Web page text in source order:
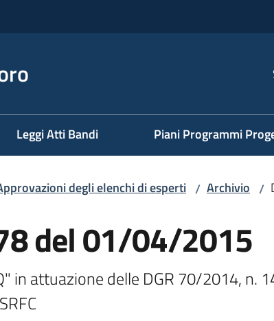
Leggi Atti Bandi Piani Programmi
degli elenchi di esperti / Archivio /
del 01/04/2015
in attuazione delle DGR 70/2014, n.